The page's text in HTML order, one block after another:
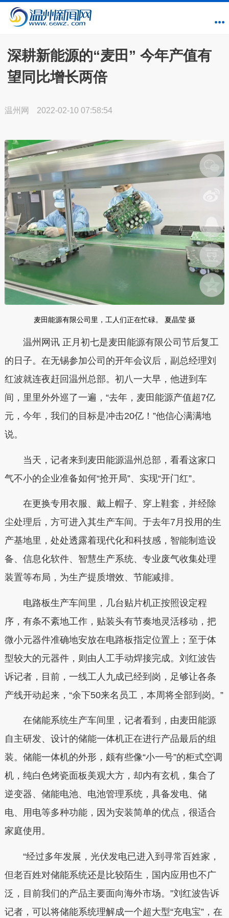
深耕新能源的“麦田” 今年产值有
望同比增长两倍
温州网 2022-02-10 07:58:54
麦田能源有限公司里，工人们正在忙碌。 夏晶莹 摄
温州网讯 正月初七是麦田能源有限公司节后复工
的日子。在无锡参加公司的开年会议后，副总经理刘
红波就连夜赶回温州总部。初八一大早，他进到车
间，里里外外巡了一遍，“去年，麦田能源产值超7亿
元，今年，我们的目标是冲击20亿！”他信心满满地
说。
当天，记者来到麦田能源温州总部，看看这家口
气不小的企业准备如何“抢开局”、实现“开门红”。
在更换专用衣服、戴上帽子、穿上鞋套，并经除
尘处理后，方可进入其生产车间。于去年7月投用的生
产基地里，处处透露着现代化和科技感，智能制造设
备、信息化软件、智慧生产系统、专业废气收集处理
装置等布局，为生产提质增效、节能减排。
电路板生产车间里，几台贴片机正按照设定程
序，有条不紊地工作，贴装头有节奏地灵活移动，把
微小元器件准确地安放在电路板指定位置上；至于体
型较大的元器件，则由人工手动焊接完成。刘红波告
诉记者，目前，一线工人九成已经到岗，足够让各条
产线开动起来，“余下50来名员工，本周将全部到岗。”
在储能系统生产车间里，记者看到，由麦田能源
自主研发、设计的储能一体机正在进行产品最后的组
装。储能一体机的外形，颇有些像“小一号”的柜式空调
机，纯白色烤瓷面板美观大方，却内有玄机，集合了
逆变器、储能电池、电池管理系统，具备发电、储
电、用电等多种功能，因为安装简单的优点，很适合
家庭使用。
“经过多年发展，光伏发电已进入到寻常百姓家，
但老百姓对储能系统还是比较陌生，国内应用也不广
泛，目前我们的产品主要面向海外市场。”刘红波告诉
记者，可以将储能系统理解成一个超大型“充电宝”，在